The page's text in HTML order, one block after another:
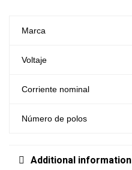
Marca
Voltaje
Corriente nominal
Número de polos
Additional information